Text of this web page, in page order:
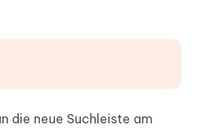
die neue Suchleiste am